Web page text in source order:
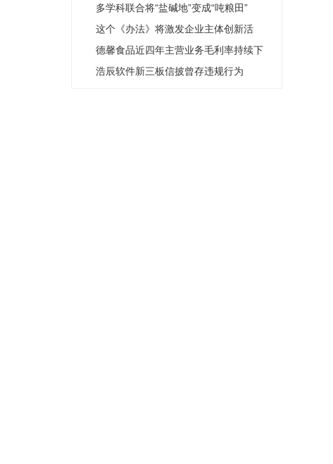
多学科联合将“盐碱地”变成“吨粮田”
这个《办法》将激发企业主体创新活
力！ 市场监管总局出台《企业标准化促
进办法》
德馨食品近四年主营业务毛利率持续下
滑
浩辰软件新三板信披曾存违规行为